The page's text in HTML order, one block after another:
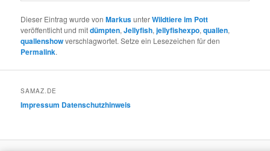
Dieser Eintrag wurde vonMarkusunterWildtiere im Pott
veröffentlicht und mitdümpten,Jellyfish,jellyfishexpo,quallen,
quallenshowverschlagwortet. Setze ein Lesezeichen für den
Permalink.
SAMAZ.DE
Impressum Datenschutzhinweis